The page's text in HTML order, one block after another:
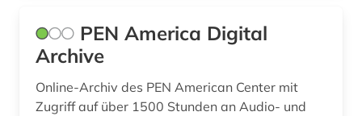
PEN America Digital
Archive
Online-Archiv des PEN American Center mit
Zugriff auf über 1500 Stunden an Audio- und